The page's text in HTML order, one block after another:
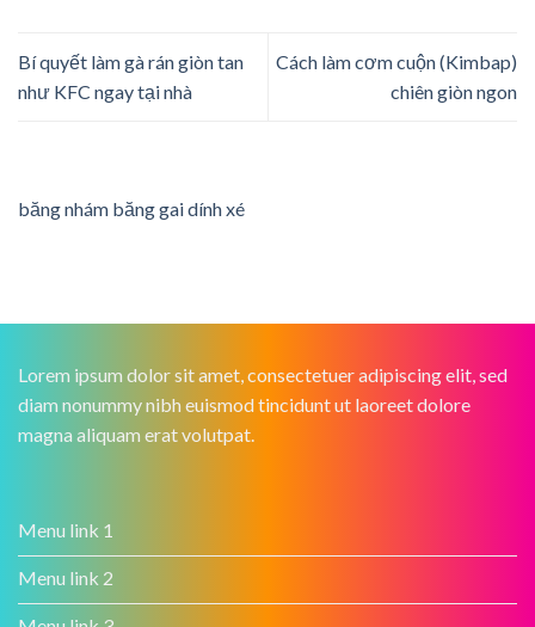
Bí quyết làm gà rán giòn tan
như KFC ngay tại nhà
Cách làm cơm cuộn (Kimbap)
chiên giòn ngon
băng nhám băng gai dính xé
Lorem ipsum dolor sit amet, consectetuer adipiscing elit, sed
diam nonummy nibh euismod tincidunt ut laoreet dolore
magna aliquam erat volutpat.
Menu link 1
Menu link 2